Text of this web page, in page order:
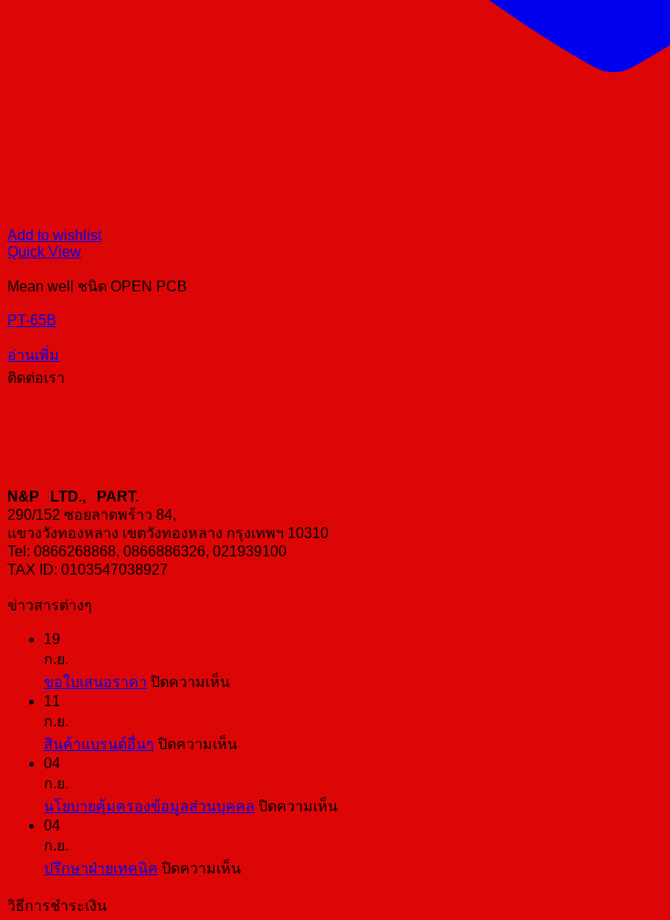
Add to wishlist
Quick View
Mean well ชนิด OPEN PCB
PT-65B
อ่านเพิ่ม
ติดต่อเรา
N&P LTD., PART.
290/152 ซอยลาดพร้าว 84,
แขวงวังทองหลาง เขตวังทองหลาง กรุงเทพฯ 10310
Tel: 0866268868, 0866886326, 021939100
TAX ID: 0103547038927
ข่าวสารต่างๆ
19
ก.ย.
ขอใบเสนอราคา ปิดความเห็นบน
เสนอ
11
ก.ย.
สินค้าแบรนด์อื่นๆ ปิดความเห็นบน
รนด์
04
ก.ย.
นโยบายคุ้มครองข้อมูลส่วนบุคคล ปิดความเห็นบน
04
ก.ย.
ปรึกษาฝ่ายเทคนิค ปิดความเห็นบน
วิธีการชำระเงิน